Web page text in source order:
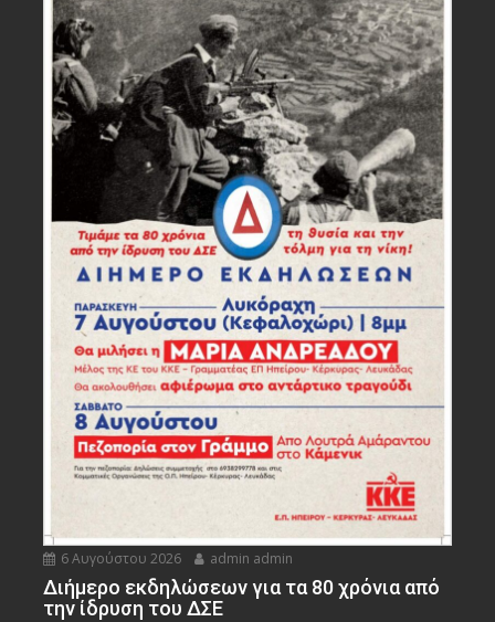
6 Αυγούστου 2026 admin admin
Διήμερο εκδηλώσεων για τα 80 χρόνια από
την ίδρυση του ΔΣΕ